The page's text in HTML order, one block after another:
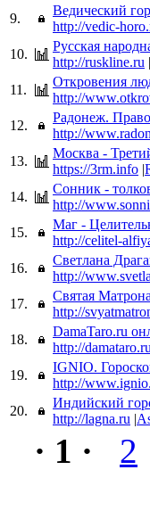
9.
Ведический
http://vedic-
10.
Русская
http://ruskline.ru |
11.
Откровения
http://
12.
Радонеж.
http://
13.
Москва -
https://3rm.info |
14.
Сонник -
http://
15.
Маг -
http://celitel-
16.
Светлана
http://
17.
Святая
http://
18.
DamaTaro.ru
http://damataro.ru
19.
IGNIO.
http://
20.
Индийский
http://lagna.ru |
· 1 · 2